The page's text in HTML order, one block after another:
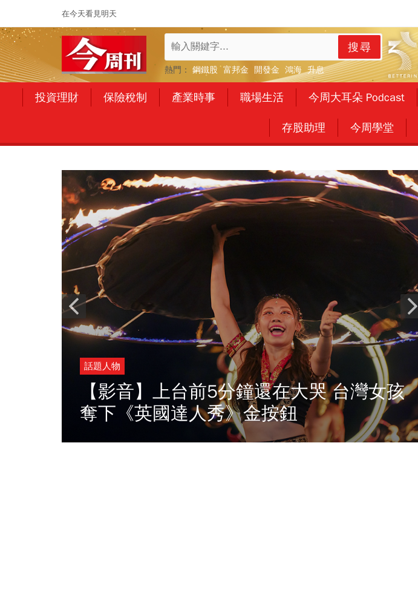
在今天看見明天
搜尋
熱門： 鋼鐵股 富邦金 開發金 鴻海 升息
投資理財 保險稅制 產業時事 職場生活 今周大耳朵 Podcast
存股助理 今周學堂
話題人物
【影音】上台前5分鐘還在大哭 台灣女孩
奪下《英國達人秀》金按鈕